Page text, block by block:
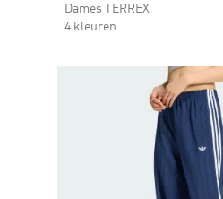
Dames TERREX
4 kleuren